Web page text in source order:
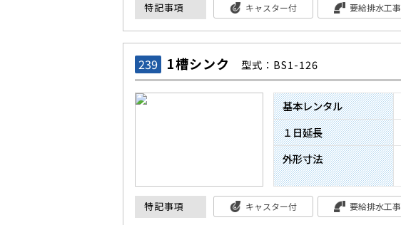
特記事項 キャスター付 要給排水工事
239 1槽シンク 型式：BS1-126
基本レンタル
１日延長
外形寸法
特記事項 キャスター付 要給排水工事